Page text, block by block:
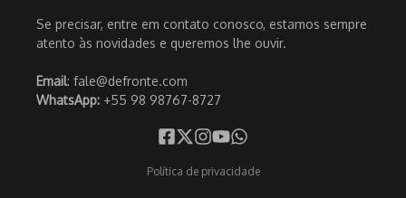
Se precisar, entre em contato conosco, estamos sempre
atento às novidades e queremos lhe ouvir.
Email: fale@defronte.com
WhatsApp: +55 98 98767-8727
Política de privacidade